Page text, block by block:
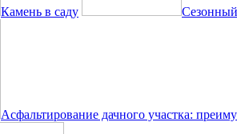
Камень в саду Сезонный
Асфальтирование дачного участка: